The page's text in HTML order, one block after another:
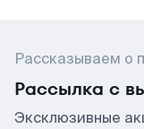
Рассказываем о
Рассылка с
Эксклюзивные